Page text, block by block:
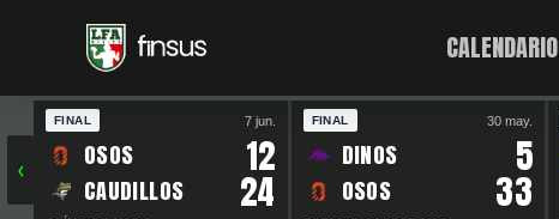
CALENDARIO
‹
FINAL 7 jun.
OSOS 12
CAUDILLOS 24
FINAL 30 may.
DINOS 5
OSOS 33